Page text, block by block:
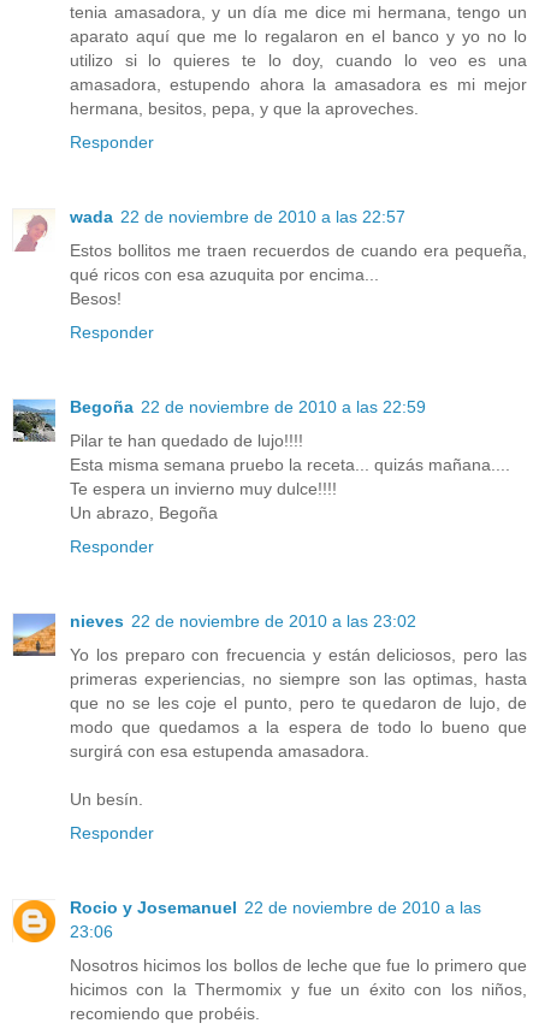
tenia amasadora, y un día me dice mi hermana, tengo un
aparato aquí que me lo regalaron en el banco y yo no lo
utilizo si lo quieres te lo doy, cuando lo veo es una
amasadora, estupendo ahora la amasadora es mi mejor
hermana, besitos, pepa, y que la aproveches.
Responder
wada 22 de noviembre de 2010 a las 22:57
Estos bollitos me traen recuerdos de cuando era pequeña,
qué ricos con esa azuquita por encima...
Besos!
Responder
Begoña 22 de noviembre de 2010 a las 22:59
Pilar te han quedado de lujo!!!!
Esta misma semana pruebo la receta... quizás mañana....
Te espera un invierno muy dulce!!!!
Un abrazo, Begoña
Responder
nieves 22 de noviembre de 2010 a las 23:02
Yo los preparo con frecuencia y están deliciosos, pero las
primeras experiencias, no siempre son las optimas, hasta
que no se les coje el punto, pero te quedaron de lujo, de
modo que quedamos a la espera de todo lo bueno que
surgirá con esa estupenda amasadora.
Un besín.
Responder
Rocio y Josemanuel 22 de noviembre de 2010 a las
23:06
Nosotros hicimos los bollos de leche que fue lo primero que
hicimos con la Thermomix y fue un éxito con los niños,
recomiendo que probéis.